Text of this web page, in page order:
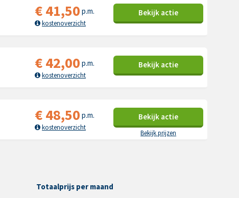
€41,50 p.m.
kostenoverzicht
Bekijk actie
€42,00 p.m.
kostenoverzicht
Bekijk actie
€48,50 p.m.
kostenoverzicht
Bekijk actie
Bekijk prijzen
Totaalprijs per maand